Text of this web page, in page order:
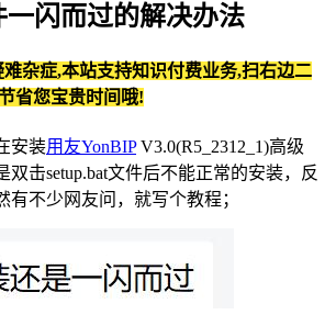
一闪而过的解决办法
杂症,本站支持知识付费业务,扫右边二
省您宝贵时间哦!
安装用友YonBIPV3.0(R5_2312_1)高级
双击setup.bat文件后不能正常的安装，反
有不少网友问，就写个教程；